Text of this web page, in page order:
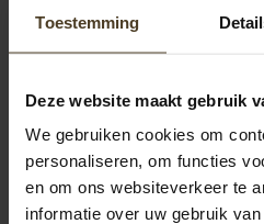
Toestemming
Deze website maakt gebruik
We gebruiken cookies om
personaliseren, om functies
en om ons websiteverkeer te
informatie over uw gebruik
offerte douglas overkapping
Binnen 2 werkdagen krijgt u
van ons.